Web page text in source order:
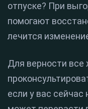
отпуске? При
помогают
лечится
Для верности все
если у вас